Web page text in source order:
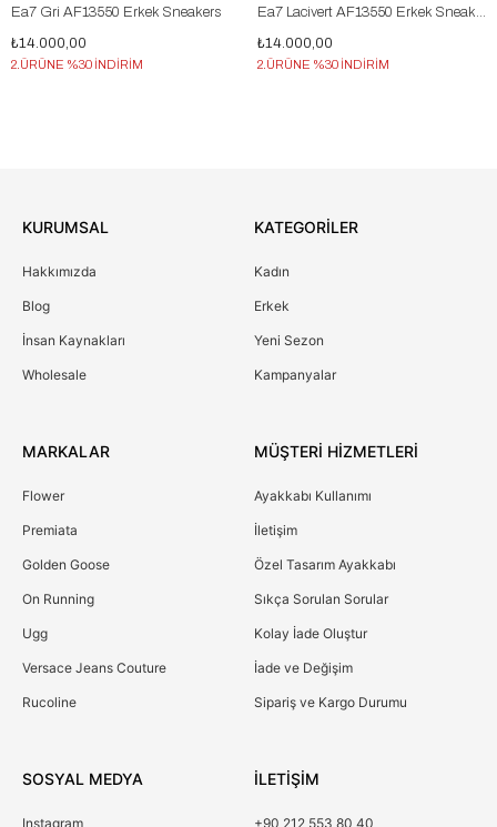
Ea7 Gri AF13550 Erkek Sneakers
₺14.000,00
2.ÜRÜNE %30 İNDİRİM
Ea7 Lacivert AF13550 Erkek Sneakers
₺14.000,00
2.ÜRÜNE %30 İNDİRİM
KURUMSAL
Hakkımızda
Blog
İnsan Kaynakları
Wholesale
KATEGORİLER
Kadın
Erkek
Yeni Sezon
Kampanyalar
MARKALAR
Flower
Premiata
Golden Goose
On Running
Ugg
Versace Jeans Couture
Rucoline
MÜŞTERİ HİZMETLERİ
Ayakkabı Kullanımı
İletişim
Özel Tasarım Ayakkabı
Sıkça Sorulan Sorular
Kolay İade Oluştur
İade ve Değişim
Sipariş ve Kargo Durumu
SOSYAL MEDYA
Instagram
İLETİŞİM
+90 212 553 80 40